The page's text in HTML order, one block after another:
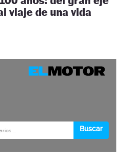
viaje de una vida